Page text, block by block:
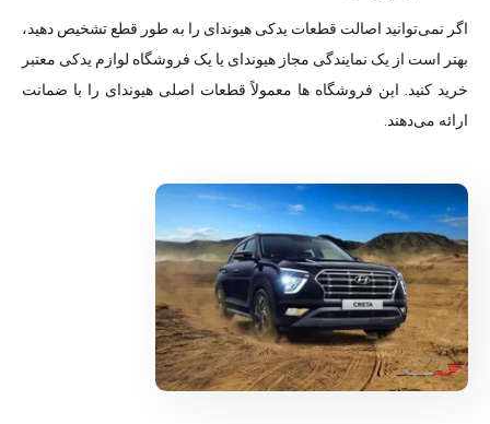
اگر نمی‌توانید اصالت قطعات یدکی هیوندای را به طور قطع تشخیص دهید،
بهتر است از یک نمایندگی مجاز هیوندای یا یک فروشگاه لوازم یدکی معتبر
خرید کنید. این فروشگاه ها معمولاً قطعات اصلی هیوندای را با ضمانت
ارائه می‌دهند.